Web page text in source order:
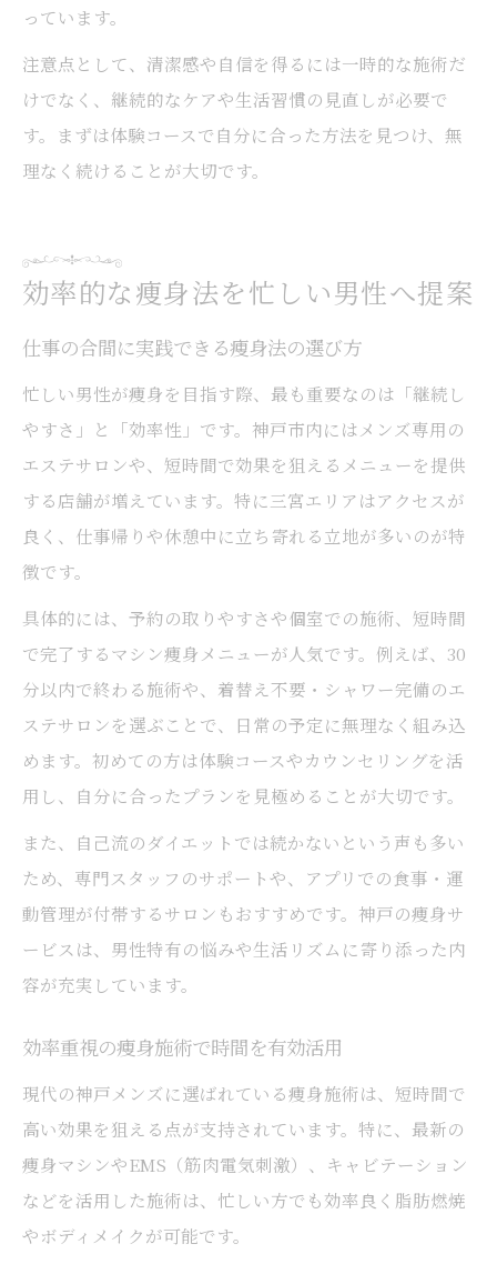
っています。
注意点として、清潔感や自信を得るには一時的な施術だ
けでなく、継続的なケアや生活習慣の見直しが必要で
す。まずは体験コースで自分に合った方法を見つけ、無
理なく続けることが大切です。
効率的な痩身法を忙しい男性へ提案
仕事の合間に実践できる痩身法の選び方
忙しい男性が痩身を目指す際、最も重要なのは「継続し
やすさ」と「効率性」です。神戸市内にはメンズ専用の
エステサロンや、短時間で効果を狙えるメニューを提供
する店舗が増えています。特に三宮エリアはアクセスが
良く、仕事帰りや休憩中に立ち寄れる立地が多いのが特
徴です。
具体的には、予約の取りやすさや個室での施術、短時間
で完了するマシン痩身メニューが人気です。例えば、30
分以内で終わる施術や、着替え不要・シャワー完備のエ
ステサロンを選ぶことで、日常の予定に無理なく組み込
めます。初めての方は体験コースやカウンセリングを活
用し、自分に合ったプランを見極めることが大切です。
また、自己流のダイエットでは続かないという声も多い
ため、専門スタッフのサポートや、アプリでの食事・運
動管理が付帯するサロンもおすすめです。神戸の痩身サ
ービスは、男性特有の悩みや生活リズムに寄り添った内
容が充実しています。
効率重視の痩身施術で時間を有効活用
現代の神戸メンズに選ばれている痩身施術は、短時間で
高い効果を狙える点が支持されています。特に、最新の
痩身マシンやEMS（筋肉電気刺激）、キャビテーション
などを活用した施術は、忙しい方でも効率良く脂肪燃焼
やボディメイクが可能です。